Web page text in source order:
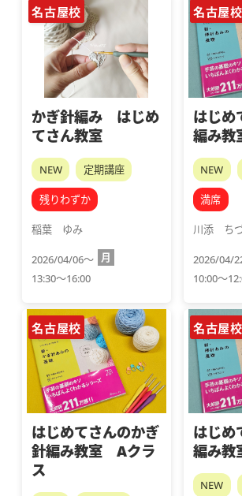
名古屋校
かぎ針編み はじめ
てさん教室
NEW 定期講座
残りわずか
稲葉　ゆみ
2026/04/06～ 月
13:30～16:00
名古屋校
はじめ
編み
NEW
満席
川添　ち
2026/04/
10:00～
名古屋校
はじめてさんのかぎ
針編み教室 Aクラ
ス
名古屋校
はじめ
編み
NEW